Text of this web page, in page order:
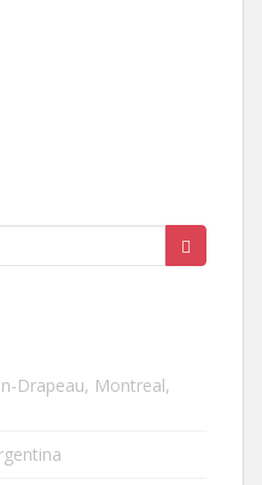
Drapeau, Montreal,